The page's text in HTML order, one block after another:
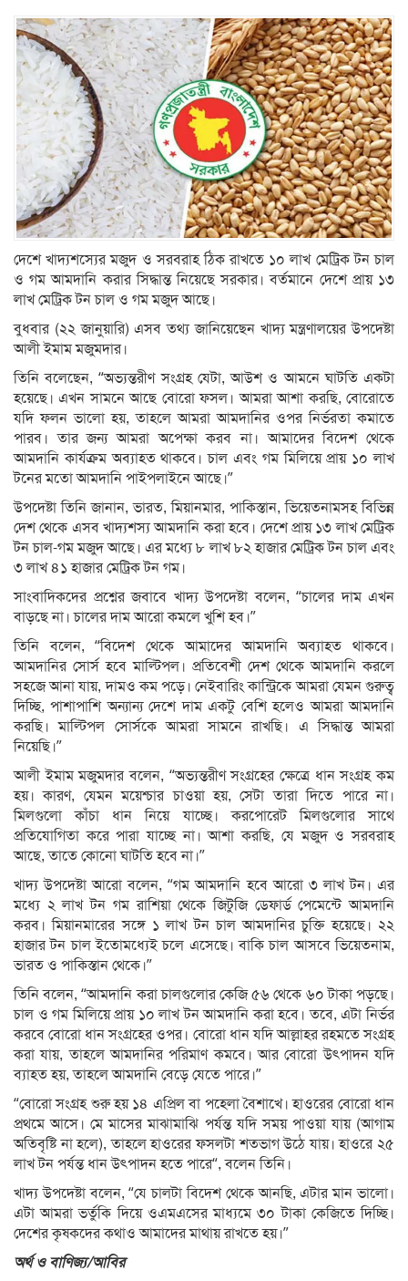
দেশে খাদ্যশস্যের মজুদ ও সরবরাহ ঠিক রাখতে ১০ লাখ মেট্রিক টন চাল
ও গম আমদানি করার সিদ্ধান্ত নিয়েছে সরকার। বর্তমানে দেশে প্রায় ১৩
লাখ মেট্রিক টন চাল ও গম মজুদ আছে।
বুধবার (২২ জানুয়ারি) এসব তথ্য জানিয়েছেন খাদ্য মন্ত্রণালয়ের উপদেষ্টা
আলী ইমাম মজুমদার।
তিনি বলেছেন, “অভ্যন্তরীণ সংগ্রহ যেটা, আউশ ও আমনে ঘাটতি একটা
হয়েছে। এখন সামনে আছে বোরো ফসল। আমরা আশা করছি, বোরোতে
যদি ফলন ভালো হয়, তাহলে আমরা আমদানির ওপর নির্ভরতা কমাতে
পারব। তার জন্য আমরা অপেক্ষা করব না। আমাদের বিদেশ থেকে
আমদানি কার্যক্রম অব্যাহত থাকবে। চাল এবং গম মিলিয়ে প্রায় ১০ লাখ
টনের মতো আমদানি পাইপলাইনে আছে।”
উপদেষ্টা তিনি জানান, ভারত, মিয়ানমার, পাকিস্তান, ভিয়েতনামসহ বিভিন্ন
দেশ থেকে এসব খাদ্যশস্য আমদানি করা হবে। দেশে প্রায় ১৩ লাখ মেট্রিক
টন চাল-গম মজুদ আছে। এর মধ্যে ৮ লাখ ৮২ হাজার মেট্রিক টন চাল এবং
৩ লাখ ৪১ হাজার মেট্রিক টন গম।
সাংবাদিকদের প্রশ্নের জবাবে খাদ্য উপদেষ্টা বলেন, “চালের দাম এখন
বাড়ছে না। চালের দাম আরো কমলে খুশি হব।”
তিনি বলেন, “বিদেশ থেকে আমাদের আমদানি অব্যাহত থাকবে।
আমদানির সোর্স হবে মাল্টিপল। প্রতিবেশী দেশ থেকে আমদানি করলে
সহজে আনা যায়, দামও কম পড়ে। নেইবারিং কান্ট্রিকে আমরা যেমন গুরুত্ব
দিচ্ছি, পাশাপাশি অন্যান্য দেশে দাম একটু বেশি হলেও আমরা আমদানি
করছি। মাল্টিপল সোর্সকে আমরা সামনে রাখছি। এ সিদ্ধান্ত আমরা
নিয়েছি।”
আলী ইমাম মজুমদার বলেন, “অভ্যন্তরীণ সংগ্রহের ক্ষেত্রে ধান সংগ্রহ কম
হয়। কারণ, যেমন ময়েশ্চার চাওয়া হয়, সেটা তারা দিতে পারে না।
মিলগুলো কাঁচা ধান নিয়ে যাচ্ছে। করপোরেট মিলগুলোর সাথে
প্রতিযোগিতা করে পারা যাচ্ছে না। আশা করছি, যে মজুদ ও সরবরাহ
আছে, তাতে কোনো ঘাটতি হবে না।”
খাদ্য উপদেষ্টা আরো বলেন, “গম আমদানি হবে আরো ৩ লাখ টন। এর
মধ্যে ২ লাখ টন গম রাশিয়া থেকে জিটুজি ডেফার্ড পেমেন্টে আমদানি
করব। মিয়ানমারের সঙ্গে ১ লাখ টন চাল আমদানির চুক্তি হয়েছে। ২২
হাজার টন চাল ইতোমধ্যেই চলে এসেছে। বাকি চাল আসবে ভিয়েতনাম,
ভারত ও পাকিস্তান থেকে।”
তিনি বলেন, “আমদানি করা চালগুলোর কেজি ৫৬ থেকে ৬০ টাকা পড়ছে।
চাল ও গম মিলিয়ে প্রায় ১০ লাখ টন আমদানি করা হবে। তবে, এটা নির্ভর
করবে বোরো ধান সংগ্রহের ওপর। বোরো ধান যদি আল্লাহর রহমতে সংগ্রহ
করা যায়, তাহলে আমদানির পরিমাণ কমবে। আর বোরো উৎপাদন যদি
ব্যাহত হয়, তাহলে আমদানি বেড়ে যেতে পারে।”
“বোরো সংগ্রহ শুরু হয় ১৪ এপ্রিল বা পহেলা বৈশাখে। হাওরের বোরো ধান
প্রথমে আসে। মে মাসের মাঝামাঝি পর্যন্ত যদি সময় পাওয়া যায় (আগাম
অতিবৃষ্টি না হলে), তাহলে হাওরের ফসলটা শতভাগ উঠে যায়। হাওরে ২৫
লাখ টন পর্যন্ত ধান উৎপাদন হতে পারে“, বলেন তিনি।
খাদ্য উপদেষ্টা বলেন, “যে চালটা বিদেশ থেকে আনছি, এটার মান ভালো।
এটা আমরা ভর্তুকি দিয়ে ওএমএসের মাধ্যমে ৩০ টাকা কেজিতে দিচ্ছি।
দেশের কৃষকদের কথাও আমাদের মাথায় রাখতে হয়।”
অর্থ ও বাণিজ্য/আবির